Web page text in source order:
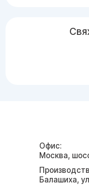
Офис:
Москва,
Балашиха,